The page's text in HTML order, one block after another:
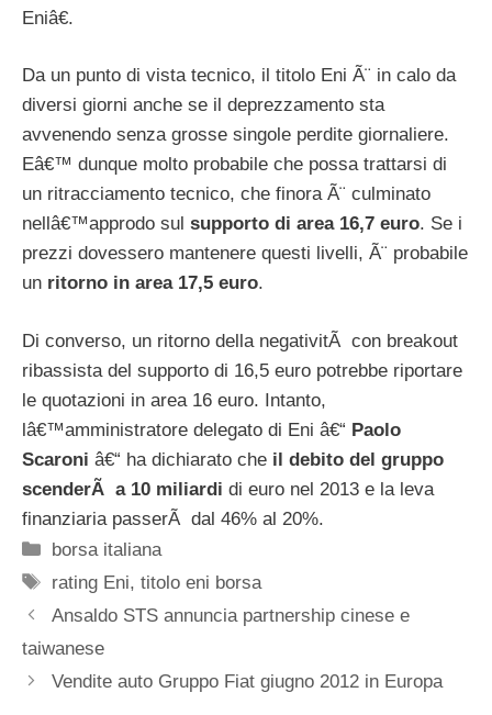
Eniâ€.
Da un punto di vista tecnico, il titolo Eni Ã¨ in calo da
diversi giorni anche se il deprezzamento sta
avvenendo senza grosse singole perdite giornaliere.
Eâ€™ dunque molto probabile che possa trattarsi di
un ritracciamento tecnico, che finora Ã¨ culminato
nellâ€™approdo sul supporto di area 16,7 euro. Se i
prezzi dovessero mantenere questi livelli, Ã¨ probabile
un ritorno in area 17,5 euro.
Di converso, un ritorno della negativitÃ con breakout
ribassista del supporto di 16,5 euro potrebbe riportare
le quotazioni in area 16 euro. Intanto,
lâ€™amministratore delegato di Eni â€“ Paolo
Scaroni â€“ ha dichiarato che il debito del gruppo
scenderÃ a 10 miliardi di euro nel 2013 e la leva
finanziaria passerÃ dal 46% al 20%.
Categorie
borsa italiana
Tag
rating Eni,titolo eni borsa
Ansaldo STS annuncia partnership cinese e
taiwanese
Vendite auto Gruppo Fiat giugno 2012 in Europa